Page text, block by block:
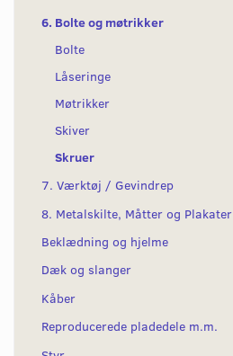
6. Bolte og møtrikker
Bolte
Låseringe
Møtrikker
Skiver
Skruer
7. Værktøj / Gevindrep
8. Metalskilte, Måtter og Plakater
Beklædning og hjelme
Dæk og slanger
Kåber
Reproducerede pladedele m.m.